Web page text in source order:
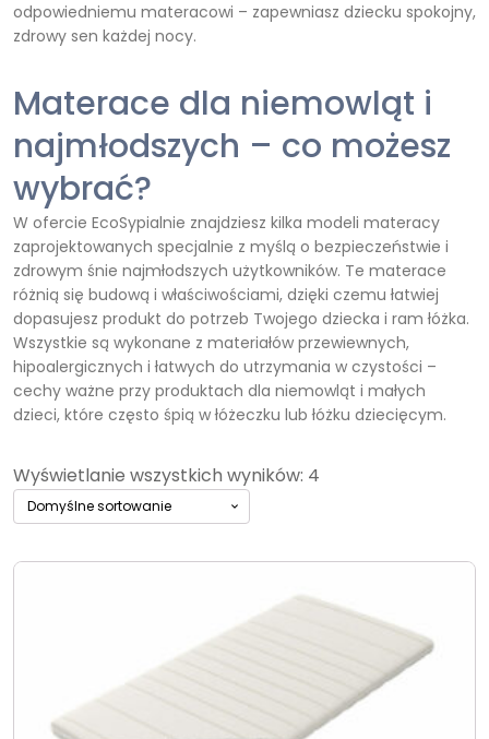
odpowiedniemu materacowi – zapewniasz dziecku spokojny,
zdrowy sen każdej nocy.
Materace dla niemowląt i
najmłodszych – co możesz
wybrać?
W ofercie EcoSypialnie znajdziesz kilka modeli materacy
zaprojektowanych specjalnie z myślą o bezpieczeństwie i
zdrowym śnie najmłodszych użytkowników. Te materace
różnią się budową i właściwościami, dzięki czemu łatwiej
dopasujesz produkt do potrzeb Twojego dziecka i ram łóżka.
Wszystkie są wykonane z materiałów przewiewnych,
hipoalergicznych i łatwych do utrzymania w czystości –
cechy ważne przy produktach dla niemowląt i małych
dzieci, które często śpią w łóżeczku lub łóżku dziecięcym.
Wyświetlanie wszystkich wyników: 4
Ten
można